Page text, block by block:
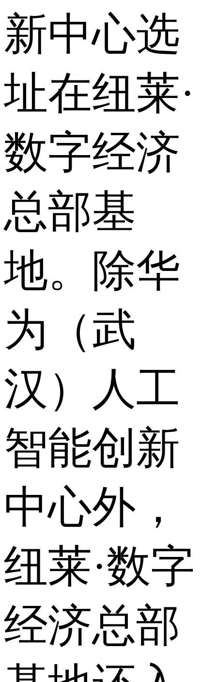
新中心选
址在纽莱·
数字经济
总部基
地。除华
为（武
汉）人工
智能创新
中心外，
纽莱·数字
经济总部